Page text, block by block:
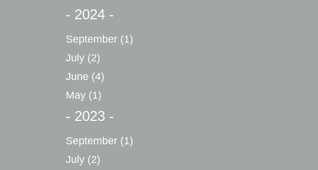
- 2024 -
September (1)
July (2)
June (4)
May (1)
- 2023 -
September (1)
July (2)